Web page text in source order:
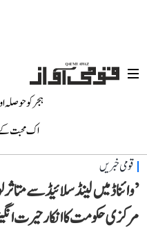
ہجر کو
اک محبت
قومی خبریں
’وائناڈ میں لینڈسلائیڈ سے
مرکزی حکومت کا انکار حیرت